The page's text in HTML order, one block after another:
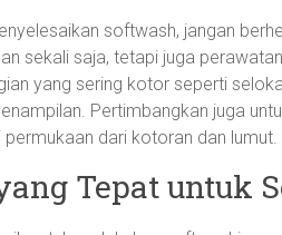
softwash, jangan
sekali saja, tetapi juga
yang sering kotor seperti
Pertimbangkan juga
permukaan dari kotoran dan lumut.
Tepat untuk